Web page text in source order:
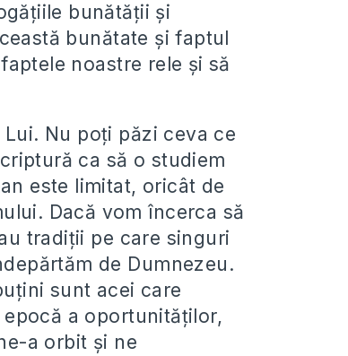
bunătății și
bunătate și faptul
noastre rele și să
Nu poți păzi ceva ce
ca să o studiem
este limitat, oricât de
Dacă vom încerca să
tradiții pe care singuri
de Dumnezeu.
sunt acei care
a oportunităților,
a orbit și ne